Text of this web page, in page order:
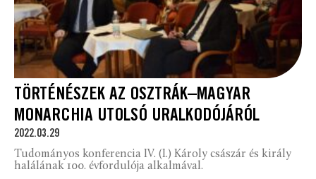
TÖRTÉNÉSZEK AZ OSZTRÁK–MAGYAR
MONARCHIA UTOLSÓ URALKODÓJÁRÓL
2022.03.29
Tudományos konferencia IV. (I.) Károly császár és király
halálának 100. évfordulója alkalmával.